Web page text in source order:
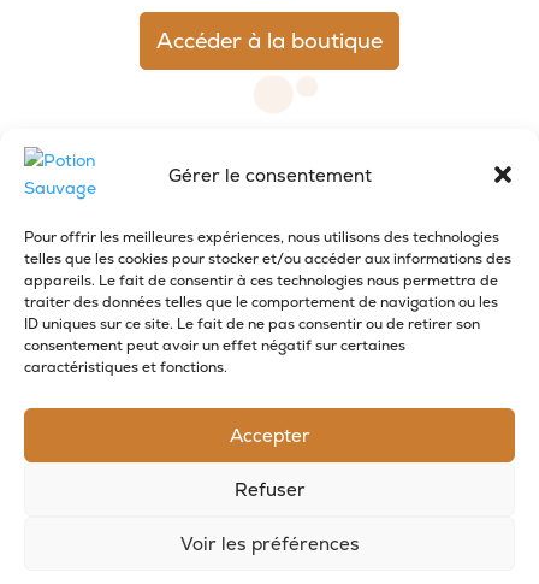
Gérer le consentement
Pour offrir les meilleures expériences, nous utilisons des technologies
telles que les cookies pour stocker et/ou accéder aux informations des
appareils. Le fait de consentir à ces technologies nous permettra de
traiter des données telles que le comportement de navigation ou les
ID uniques sur ce site. Le fait de ne pas consentir ou de retirer son
consentement peut avoir un effet négatif sur certaines
caractéristiques et fonctions.
Accepter
Refuser
Voir les préférences
Accéder à la boutique
RECEVOIR LES NOUVELLES DE LA SAVONNERIE
Inscrivez-vous à notre newsletter pour